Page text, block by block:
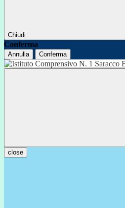
Chiudi
Conferma
Annulla Conferma
close